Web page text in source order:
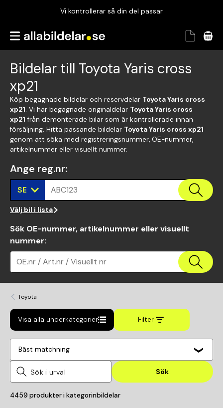
Vi kontrollerar så din del passar
Garanterad passform
Vi kontrollerar så din del passar
Bildelar till Toyota Yaris cross
xp21
Köp begagnade bildelar och reservdelar Toyota Yaris cross
xp21. Vi har begagnade originaldelar Toyota Yaris cross
xp21 från demonterade bilar som är kontrollerade innan
försäljning. Hitta passande bildelar Toyota Yaris cross xp21
genom att söka med registreringsnummer, OE-nummer,
artikelnummer eller visuellt nummer.
Ange reg.nr:
SE ABC123
Välj bil i lista
Sök OE-nummer, artikelnummer eller visuellt
nummer:
OE.nr / Art.nr / Visuellt nr
Toyota
Visa alla underkategorier Filter
Bäst matchning
Sök
4459 produkter i kategorinbildelar